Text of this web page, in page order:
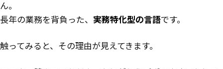
ん。
長年の業務を背負った、 実務特化型の言語です。
触ってみると、その理由が見えてきます。